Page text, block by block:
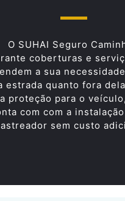
O SUHAI Seguro
coberturas e
a sua
estrada quanto fora
proteção para o
com com a
sem custo